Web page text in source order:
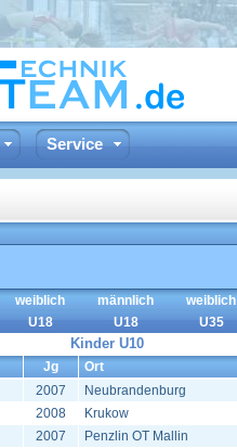
Service
weiblich
U18
männlich
U18
weiblich
U35
Kinder U10
Jg
Ort
2007
Neubrandenburg
2008
Krukow
2007 Penzlin OT Mallin